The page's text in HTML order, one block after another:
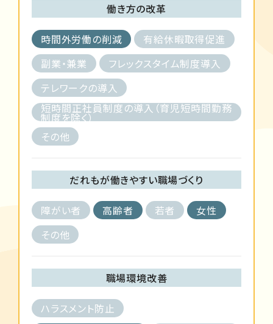
働き方の改革
時間外労働の削減
有給休暇取得促進
副業・兼業
フレックスタイム制度導入
テレワークの導入
短時間正社員制度の導入（育児短時間勤務
制度を除く）
その他
だれもが働きやすい職場づくり
障がい者 高齢者 若者
女性
その他
職場環境改善
ハラスメント防止